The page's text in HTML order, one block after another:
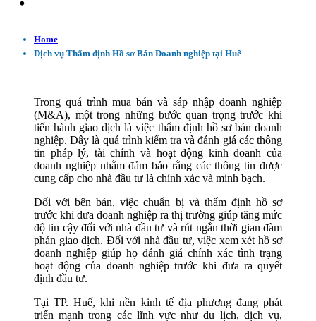
Home
Dịch vụ Thẩm định Hồ sơ Bán Doanh nghiệp tại Huế
Trong quá trình mua bán và sáp nhập doanh nghiệp
(M&A), một trong những bước quan trọng trước khi
tiến hành giao dịch là việc thẩm định hồ sơ bán doanh
nghiệp. Đây là quá trình kiểm tra và đánh giá các thông
tin pháp lý, tài chính và hoạt động kinh doanh của
doanh nghiệp nhằm đảm bảo rằng các thông tin được
cung cấp cho nhà đầu tư là chính xác và minh bạch.
Đối với bên bán, việc chuẩn bị và thẩm định hồ sơ
trước khi đưa doanh nghiệp ra thị trường giúp tăng mức
độ tin cậy đối với nhà đầu tư và rút ngắn thời gian đàm
phán giao dịch. Đối với nhà đầu tư, việc xem xét hồ sơ
doanh nghiệp giúp họ đánh giá chính xác tình trạng
hoạt động của doanh nghiệp trước khi đưa ra quyết
định đầu tư.
Tại TP. Huế, khi nền kinh tế địa phương đang phát
triển mạnh trong các lĩnh vực như du lịch, dịch vụ,